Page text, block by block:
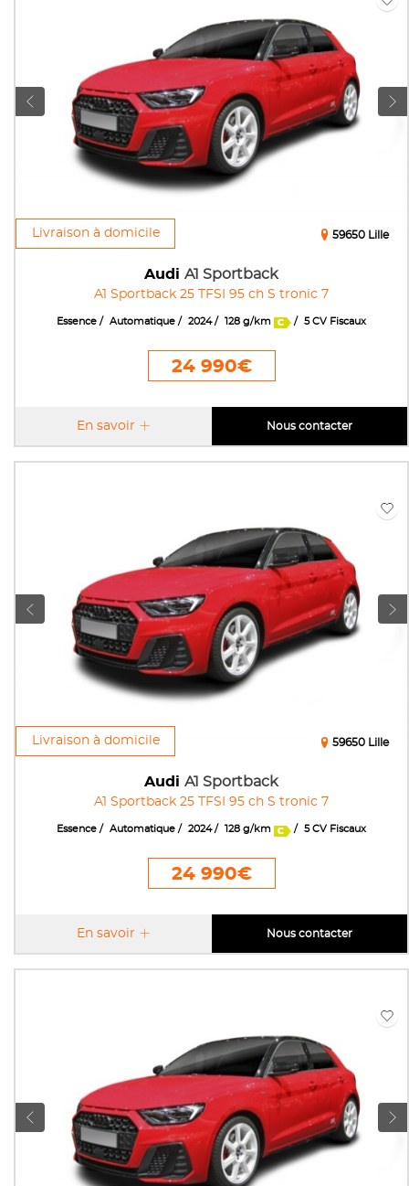
Livraison à domicile
Audi A1 Sportback
A1 Sportback 25 TFSI 95 ch S tronic 7
59650 Lille
Essence Automatique 2024 128 g/km 5 CV Fiscaux
24 990€
En savoir Nous contacter
Livraison à domicile
Audi A1 Sportback
A1 Sportback 25 TFSI 95 ch S tronic 7
59650 Lille
Essence Automatique 2024 128 g/km 5 CV Fiscaux
24 990€
En savoir Nous contacter